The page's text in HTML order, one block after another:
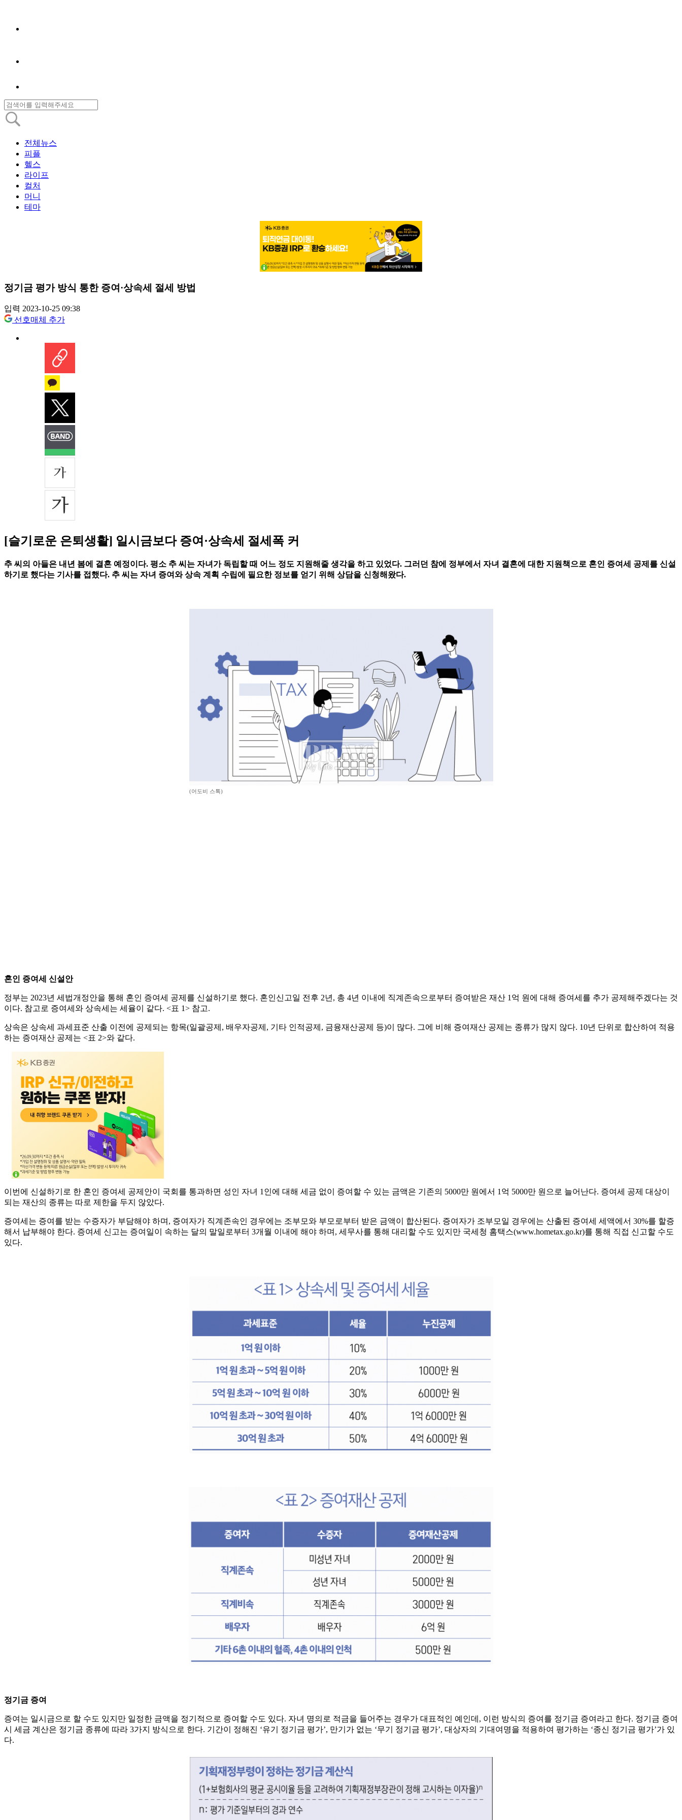
전체뉴스
피플
헬스
라이프
컬처
머니
테마
정기금 평가 방식 통한 증여·상속세 절세 방법
입력 2023-10-25 09:38
선호매체 추가
[슬기로운 은퇴생활] 일시금보다 증여·상속세 절세폭 커
추 씨의 아들은 내년 봄에 결혼 예정이다. 평소 추 씨는 자녀가 독립할 때 어느 정도 지원해줄 생각을 하고 있었다. 그러던 참에 정부에서 자녀 결혼에 대한 지원책으로 혼인 증여세 공제를 신설
하기로 했다는 기사를 접했다. 추 씨는 자녀 증여와 상속 계획 수립에 필요한 정보를 얻기 위해 상담을 신청해왔다.
(어도비 스톡)
혼인 증여세 신설안
정부는 2023년 세법개정안을 통해 혼인 증여세 공제를 신설하기로 했다. 혼인신고일 전후 2년, 총 4년 이내에 직계존속으로부터 증여받은 재산 1억 원에 대해 증여세를 추가 공제해주겠다는 것
이다. 참고로 증여세와 상속세는 세율이 같다. <표 1> 참고.
상속은 상속세 과세표준 산출 이전에 공제되는 항목(일괄공제, 배우자공제, 기타 인적공제, 금융재산공제 등)이 많다. 그에 비해 증여재산 공제는 종류가 많지 않다. 10년 단위로 합산하여 적용
하는 증여재산 공제는 <표 2>와 같다.
이번에 신설하기로 한 혼인 증여세 공제안이 국회를 통과하면 성인 자녀 1인에 대해 세금 없이 증여할 수 있는 금액은 기존의 5000만 원에서 1억 5000만 원으로 늘어난다. 증여세 공제 대상이
되는 재산의 종류는 따로 제한을 두지 않았다.
증여세는 증여를 받는 수증자가 부담해야 하며, 증여자가 직계존속인 경우에는 조부모와 부모로부터 받은 금액이 합산된다. 증여자가 조부모일 경우에는 산출된 증여세 세액에서 30%를 할증
해서 납부해야 한다. 증여세 신고는 증여일이 속하는 달의 말일로부터 3개월 이내에 해야 하며, 세무사를 통해 대리할 수도 있지만 국세청 홈택스(www.hometax.go.kr)를 통해 직접 신고할 수도
있다.
정기금 증여
증여는 일시금으로 할 수도 있지만 일정한 금액을 정기적으로 증여할 수도 있다. 자녀 명의로 적금을 들어주는 경우가 대표적인 예인데, 이런 방식의 증여를 정기금 증여라고 한다. 정기금 증여
시 세금 계산은 정기금 종류에 따라 3가지 방식으로 한다. 기간이 정해진 ‘유기 정기금 평가’, 만기가 없는 ‘무기 정기금 평가’, 대상자의 기대여명을 적용하여 평가하는 ‘종신 정기금 평가’가 있
다.